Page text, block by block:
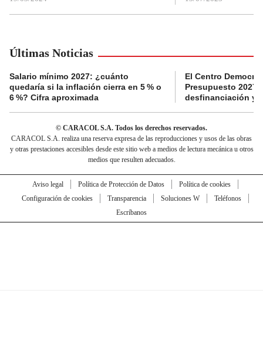
Últimas Noticias
Salario mínimo 2027: ¿cuánto
quedaría si la inflación cierra en 5 % o
6 %? Cifra aproximada
El Centro
Presupuesto 2027
desfinanciación y
© CARACOL S.A. Todos los derechos reservados.
CARACOL S.A. realiza una reserva expresa de las reproducciones y usos de las obras
y otras prestaciones accesibles desde este sitio web a medios de lectura mecánica u otros
medios que resulten adecuados.
Aviso legal Política de Protección de Datos
Política de cookies
Configuración de cookies
Transparencia Soluciones W
Teléfonos
Escríbanos